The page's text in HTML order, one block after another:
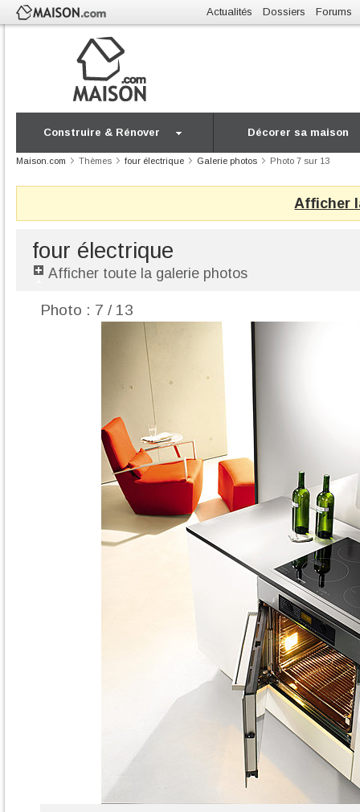
Actualités Dossiers Forums
Construire & Rénover Décorer sa maison
Maison.com Thèmes four électrique Galerie photos Photo 7 sur 13
Afficher
four électrique
Afficher toute la galerie photos
Photo : 7 / 13